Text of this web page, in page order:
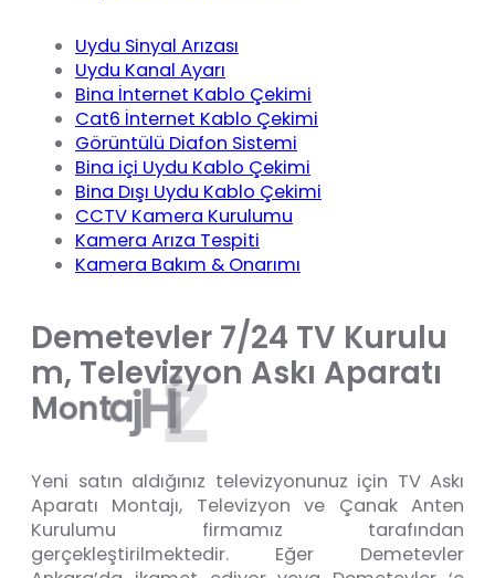
Uydu Sinyal Arızası
Uydu Kanal Ayarı
Bina İnternet Kablo Çekimi
Cat6 İnternet Kablo Çekimi
Görüntülü Diafon Sistemi
Bina içi Uydu Kablo Çekimi
Bina Dışı Uydu Kablo Çekimi
CCTV Kamera Kurulumu
Kamera Arıza Tespiti
Kamera Bakım & Onarımı
Demetevler 7/24 TV Kurulu
m, Televizyon Askı Aparatı
Montaj Hzm eti
Yeni satın aldığınız televizyonunuz için TV Askı
Aparatı Montajı, Televizyon ve Çanak Anten
Kurulumu firmamız tarafından
gerçekleştirilmektedir. Eğer Demetevler